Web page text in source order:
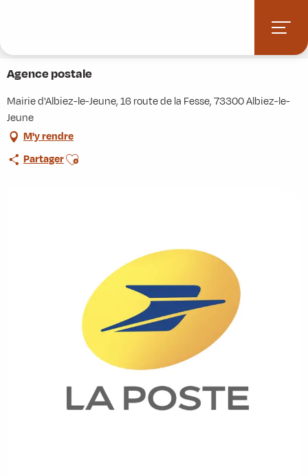
principal
Agence postale
Mairie d'Albiez-le-Jeune, 16 route de la Fesse, 73300 Albiez-le-
Jeune
M'y rendre
PartagerAjouter aux favoris